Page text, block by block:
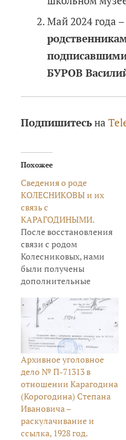
Май 2024 года –
БУРОВ
Подпишитесьна
Похожее
Сведения о роде
КОЛЕСНИКОВЫ и их
связь с
КАРАГОДИНЫМИ.
После восстановления
связи с родом
Колесниковых, нами
были получены
дополнительные
сведения,
подтверждающие связь
Колесниковых с
Карагодиными.
Архивное уголовное
дело № П-71313 в
отношении Карагодина
(Корогодина) Степана
Ивановича –
раскулачивание и
ссылка, 1928 год.